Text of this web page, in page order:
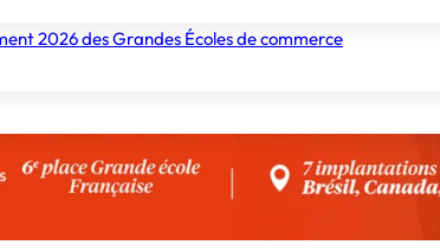
2026 des Grandes Écoles de commerce